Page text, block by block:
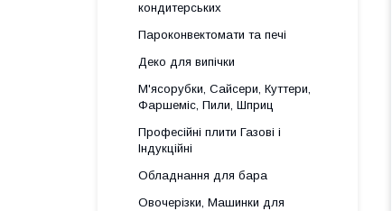
кондитерських
Пароконвектомати та печі
Деко для випічки
М'ясорубки, Сайсери, Куттери,
Фаршеміс, Пили, Шприц
Професійні плити Газові і
Індукційні
Обладнання для бара
Овочерізки, Машинки для